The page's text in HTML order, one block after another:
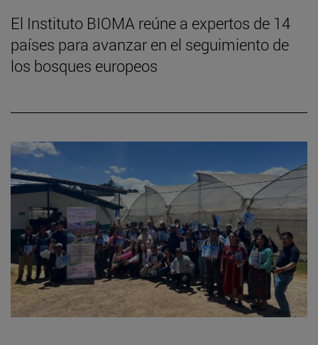
El Instituto BIOMA reúne a expertos de 14
países para avanzar en el seguimiento de
los bosques europeos